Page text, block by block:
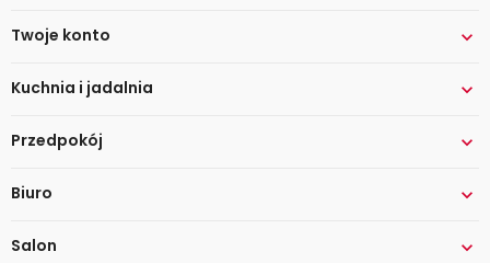
Twoje konto 
Kuchnia i jadalnia 
Przedpokój 
Biuro 
Salon 